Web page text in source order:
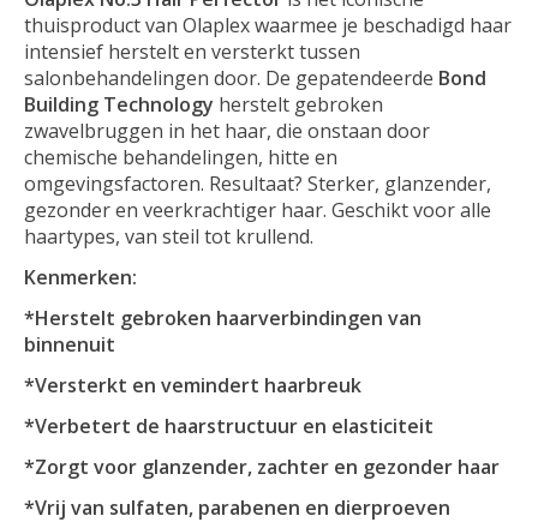
thuisproduct van Olaplex waarmee je beschadigd haar
intensief herstelt en versterkt tussen
salonbehandelingen door. De gepatendeerde Bond
Building Technology herstelt gebroken
zwavelbruggen in het haar, die onstaan door
chemische behandelingen, hitte en
omgevingsfactoren. Resultaat? Sterker, glanzender,
gezonder en veerkrachtiger haar. Geschikt voor alle
haartypes, van steil tot krullend.
Kenmerken:
*Herstelt gebroken haarverbindingen van
binnenuit
*Versterkt en vemindert haarbreuk
*Verbetert de haarstructuur en elasticiteit
*Zorgt voor glanzender, zachter en gezonder haar
*Vrij van sulfaten, parabenen en dierproeven